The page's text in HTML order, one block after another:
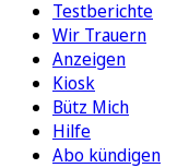
Testberichte
Wir Trauern
Anzeigen
Kiosk
Bütz Mich
Hilfe
Abo kündigen